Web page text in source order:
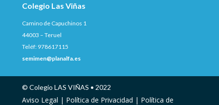
Colegio Las Viñas
Camino de Capuchinos 1
44003 – Teruel
Teléf: 978617115
semimen@planalfa.es
© Colegio LAS VIÑAS • 2022
Aviso Legal | Política de Privacidad | Política de